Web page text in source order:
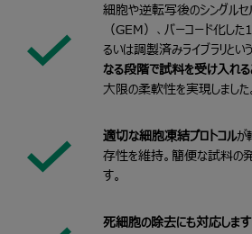
細胞や逆転写後のシングルセ
（GEM）、バーコード化し
るいは調製済みライブラリという
なる段階で試料を受け入れる
大限の柔軟性を実現しました
適切な細胞凍結プロトコルが
存性を維持。簡便な試料の
す。
死細胞の除去にも対応します